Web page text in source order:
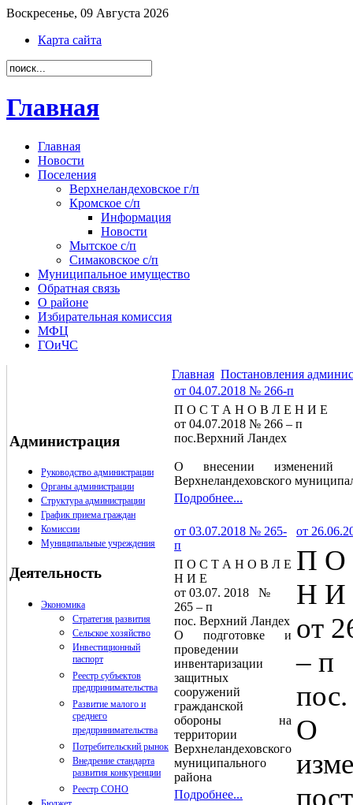
Воскресенье, 09 Августа 2026
Карта сайта
Главная
Главная
Новости
Поселения
Верхнеландеховское г/п
Кромское с/п
Информация
Новости
Мытское с/п
Симаковское с/п
Муниципальное имущество
Обратная связь
О районе
Избирательная комиссия
МФЦ
ГОиЧС
Администрация
Руководство администрации
Органы администрации
Структура администрации
График приема граждан
Комиссии
Муниципальные учреждения
Деятельность
Экономика
Стратегия развития
Сельское хозяйство
Инвестиционный
паспорт
Реестр субъектов
предпринимательства
Развитие малого и
среднего
предпринимательства
Потребительский рынок
Внедрение стандарта
развития конкуренции
Реестр СОНО
Главная Постановления
от 04.07.2018 № 266-п
П О С Т А Н О В Л Е Н И Е
от 04.07.2018 № 266 – п
пос.Верхний Ландех
О внесении изменений в
Верхнеландеховского
Подробнее...
от 03.07.2018 № 265-
п
П О С Т А Н О В Л Е
Н И Е
от 03.07. 2018 №
265 – п
пос. Верхний Ландех
О подготовке и
проведении
инвентаризации
защитных
сооружений
гражданской
обороны на
территории
Верхнеландеховского
муниципального
района
Подробнее...
от
П О
Н И
от
– п
О